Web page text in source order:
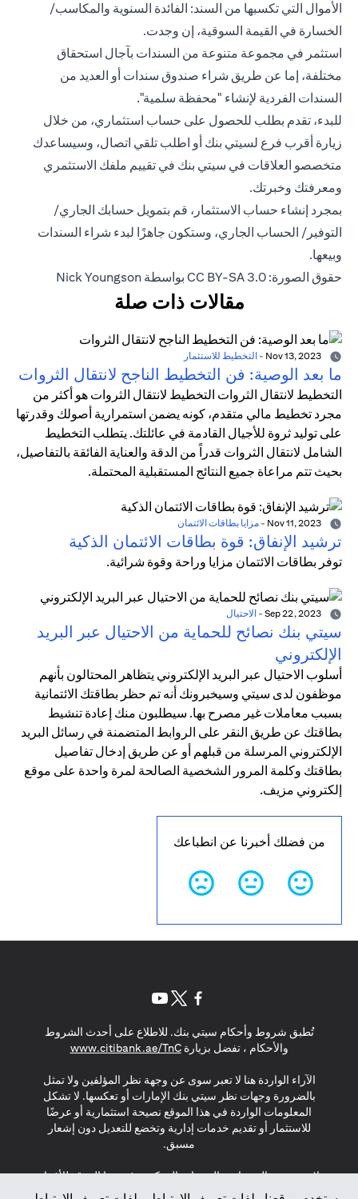
الأموال التي تكسبها من السند: الفائدة السنوية والمكاسب/
الخسارة في القيمة السوقية، إن وجدت.
استثمر في مجموعة متنوعة من السندات بآجال استحقاق
مختلفة، إما عن طريق شراء صندوق سندات أو العديد من
السندات الفردية لإنشاء "محفظة سلمية".
للبدء، تقدم بطلب للحصول على حساب استثماري، من خلال
زيارة أقرب فرع لسيتي بنك أو اطلب تلقي اتصال، وسيساعدك
متخصصو العلاقات في سيتي بنك في تقييم ملفك الاستثمري
ومعرفتك وخبرتك.
بمجرد إنشاء حساب الاستثمار، قم بتمويل حسابك الجاري/
التوفير/ الحساب الجاري، وستكون جاهزًا لبدء شراء السندات
وبيعها.
حقوق الصورة: CC BY-SA 3.0 بواسطة Nick Youngson
مقالات ذات صلة
- التخطيط للاستثمار
ما بعد الوصية: فن التخطيط الناجح لانتقال الثروات
التخطيط لانتقال الثروات التخطيط لانتقال الثروات هو أكثر من
مجرد تخطيط مالي متقدم، كونه يضمن استمرارية أصولك وقدرتها
على توليد ثروة للأجيال القادمة في عائلتك. يتطلب التخطيط
الشامل لانتقال الثروات قدراً من الدقة والعناية الفائقة بالتفاصيل،
بحيث تتم مراعاة جميع النتائج المستقبلية المحتملة.
- مزايا بطاقات الائتمان
ترشيد الإنفاق: قوة بطاقات الائتمان الذكية
توفر بطاقات الائتمان مزايا وراحة وقوة شرائية.
- الاحتيال
سيتي بنك نصائح للحماية من الاحتيال عبر البريد
الإلكتروني
أسلوب الاحتيال عبر البريد الإلكتروني يتظاهر المحتالون بأنهم
موظفون لدى سيتي وسيخبرونك أنه تم حظر بطاقتك الائتمانية
بسبب معاملات غير مصرح بها. سيطلبون منك إعادة تنشيط
بطاقتك عن طريق النقر على الروابط المتضمنة في رسائل البريد
الإلكتروني المرسلة من قبلهم أو عن طريق إدخال تفاصيل
بطاقتك وكلمة المرور الشخصية الصالحة لمرة واحدة على موقع
إلكتروني مزيف.
من فضلك أخبرنا عن انطباعك
تُطبق شروط وأحكام سيتي بنك. للاطلاع على أحدث الشروط
والأحكام ، تفضل بزيارةwww.citibank.ae/TnC
in a new tab
الآراء الواردة هنا لا تعبر سوى عن وجهة نظر المؤلفين ولا تمثل
بالضرورة وجهات نظر سيتي بنك الإمارات أو تعكسها. لا تشكل
المعلومات الواردة في هذا الموقع نصيحة استثمارية أو عرضًا
للاستثمار أو تقديم خدمات إدارية وتخضع للتعديل دون إشعار
مسبق.
لا يتم تقديم المنتجات والخدمات المذكورة في هذا الموقع للأفراد
المقيمين في الاتحاد الأوروبي أو المنطقة الاقتصادية الأوروبية أو